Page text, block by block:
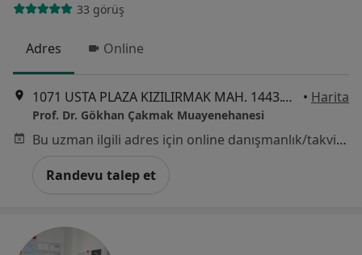
33 görüş
Adres Online
1071 USTA PLAZA KIZILIRMAK MAH. 1443.CADDE NO:25 A BLOK 5. KAT NO:35, Ankara • Harita
Prof. Dr. Gökhan Çakmak Muayenehanesi
Bu uzman ilgili adres için online danışmanlık/takvim sunmuyor.
Randevu talep et